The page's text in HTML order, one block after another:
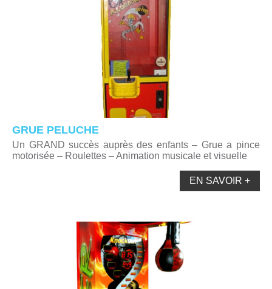
GRUE PELUCHE
Un GRAND succès auprès des enfants – Grue a pince
motorisée – Roulettes – Animation musicale et visuelle
EN SAVOIR +